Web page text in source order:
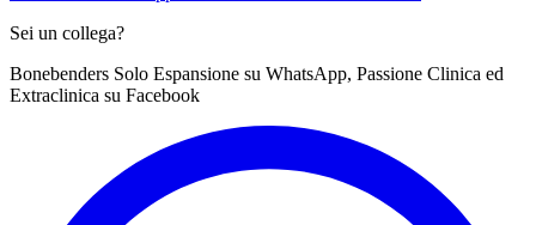
Sei un collega?
Bonebenders Solo Espansione su WhatsApp, Passione Clinica ed
Extraclinica su Facebook